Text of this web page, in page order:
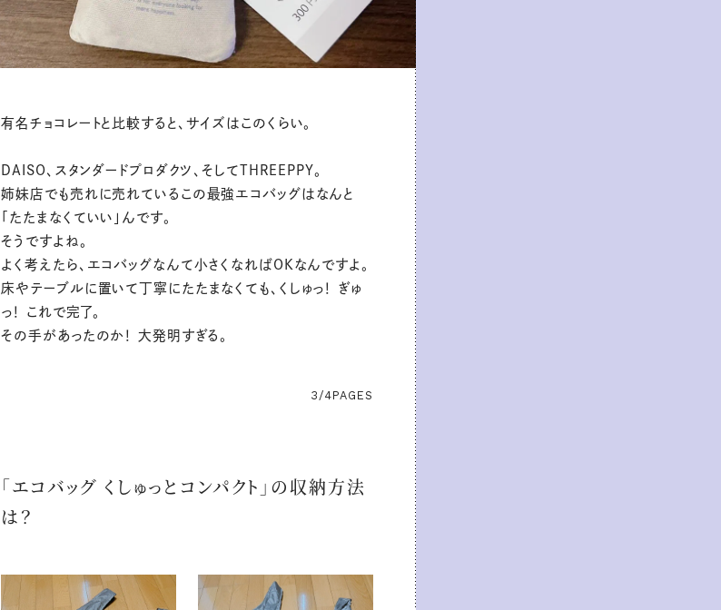
有名チョコレートと比較すると、サイズはこのくらい。
DAISO、スタンダードプロダクツ、そしてTHREEPPY。
姉妹店でも売れに売れているこの最強エコバッグはなんと
「たたまなくていい」んです。
そうですよね。
よく考えたら、エコバッグなんて小さくなればOKなんですよ。
床やテーブルに置いて丁寧にたたまなくても、くしゅっ！ ぎゅ
っ！ これで完了。
その手があったのか！ 大発明すぎる。
3/4PAGES
「エコバッグ くしゅっとコンパクト」の収納方法
は？